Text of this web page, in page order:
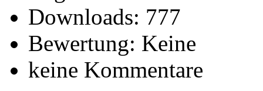
Downloads: 777
Bewertung: Keine
keine Kommentare